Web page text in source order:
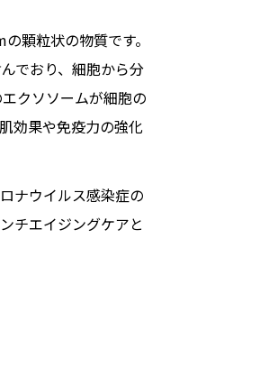
顆粒状の物質です。
でおり、細胞から分
クソソームが細胞の
効果や免疫力の強化
ナウイルス感染症の
チエイジングケアと